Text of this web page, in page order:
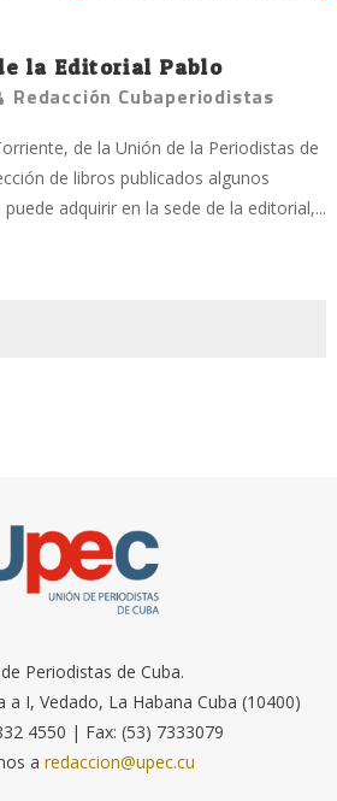
la Editorial Pablo
Redacción Cubaperiodistas
de la Unión de la Periodistas de
de libros publicados algunos
adquirir en la sede de la editorial,...
Periodistas de Cuba.
a I, Vedado, La Habana Cuba (10400)
4550 | Fax: (53) 7333079
a redaccion@upec.cu